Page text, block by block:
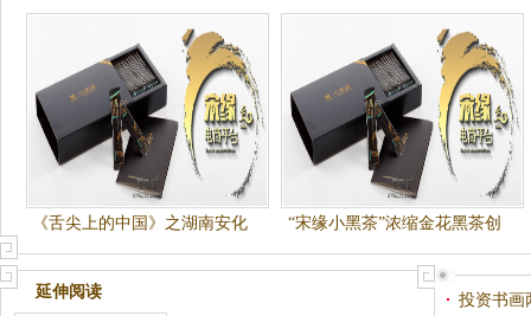
《舌尖上的中国》之湖南安化
黑茶
“宋缘小黑茶”浓缩金花黑茶创
新成就市场先机
延伸阅读
投资书画